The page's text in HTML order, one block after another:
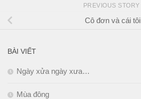
PREVIOUS STORY
Cô đơn và cái tôi
BÀI VIẾT
Ngày xửa ngày xưa…
Mùa đông